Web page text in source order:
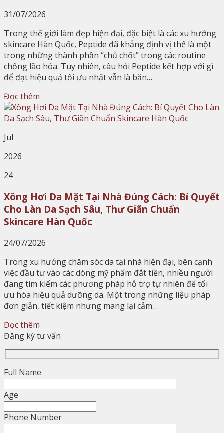
31/07/2026
Trong thế giới làm đẹp hiện đại, đặc biệt là các xu hướng
skincare Hàn Quốc, Peptide đã khẳng định vị thế là một
trong những thành phần “chủ chốt” trong các routine
chống lão hóa. Tuy nhiên, câu hỏi Peptide kết hợp với gì
để đạt hiệu quả tối ưu nhất vẫn là băn…
Đọc thêm
Jul
2026
24
Xông Hơi Da Mặt Tại Nhà Đúng Cách: Bí Quyết
Cho Làn Da Sạch Sâu, Thư Giãn Chuẩn
Skincare Hàn Quốc
24/07/2026
Trong xu hướng chăm sóc da tại nhà hiện đại, bên cạnh
việc đầu tư vào các dòng mỹ phẩm đắt tiền, nhiều người
đang tìm kiếm các phương pháp hỗ trợ tự nhiên để tối
ưu hóa hiệu quả dưỡng da. Một trong những liệu pháp
đơn giản, tiết kiệm nhưng mang lại cảm…
Đọc thêm
Đăng ký tư vấn
Full Name
Age
Phone Number